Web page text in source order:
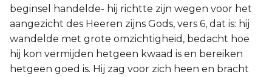
beginsel handelde- hij richtte zijn wegen voor het
aangezicht des Heeren zijns Gods, vers 6, dat is: hij
wandelde met grote omzichtigheid, bedacht hoe
hij kon vermijden hetgeen kwaad is en bereiken
hetgeen goed is. Hij zag voor zich heen en bracht